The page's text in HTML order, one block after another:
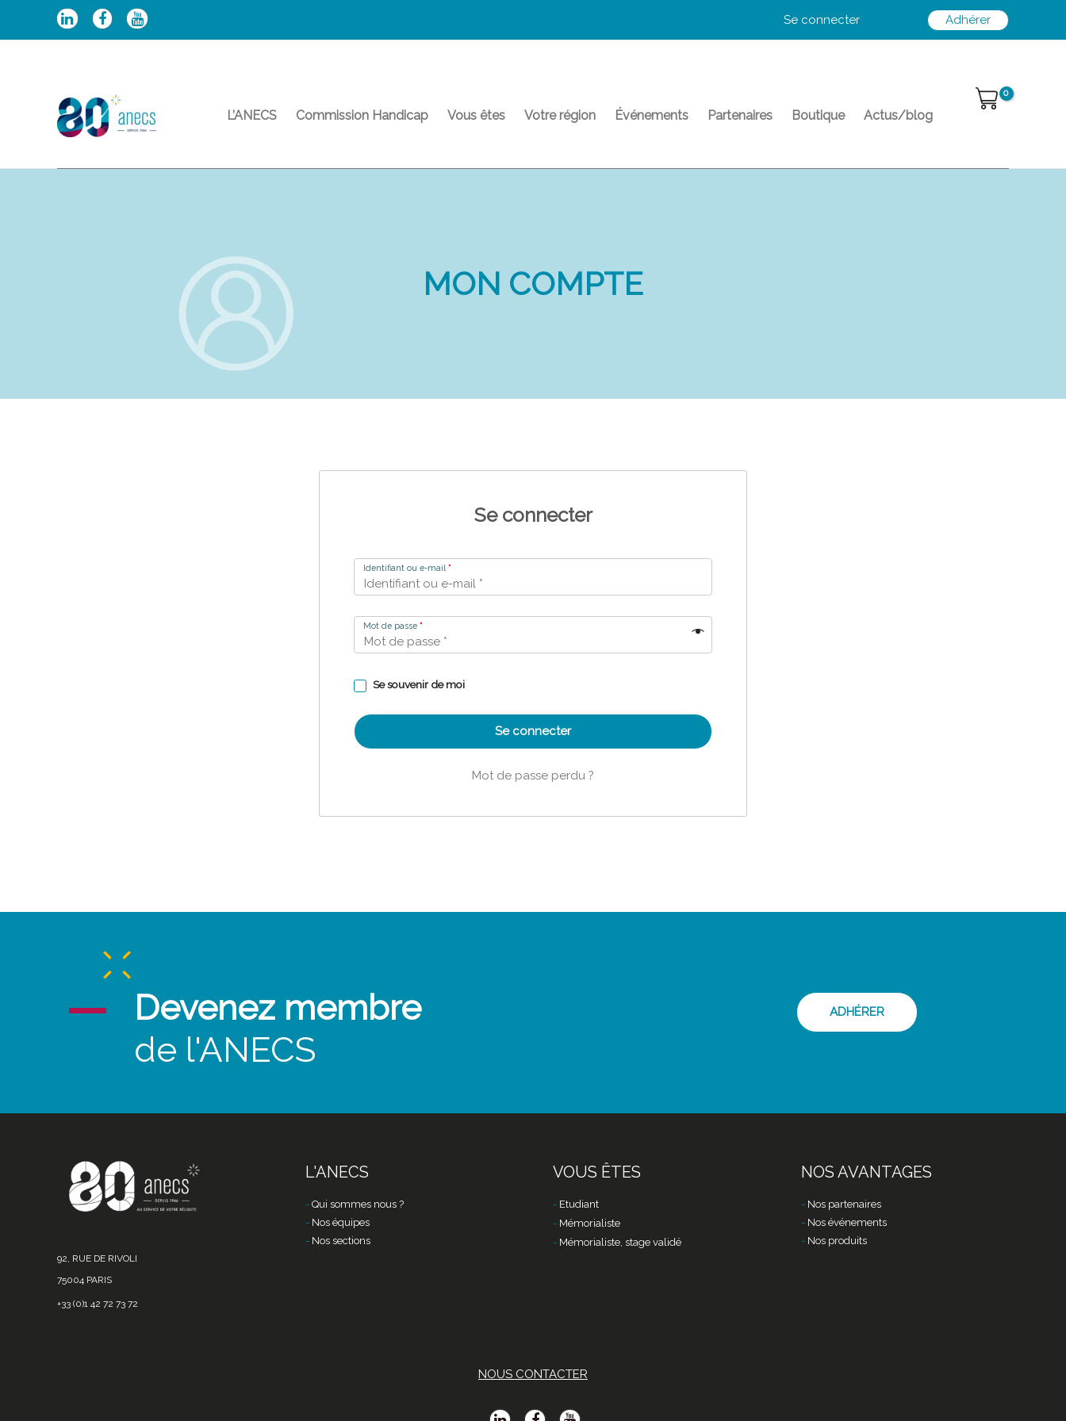
Se connecter Adhérer
L’ANECS Commission Handicap Vous êtes Votre région Événements Partenaires Boutique Actus/blog
MON COMPTE
Se connecter
Identifiant ou e-mail *
Mot de passe *
Se souvenir de moi
Se connecter
Mot de passe perdu ?
Devenez membre
de l'ANECS
ADHÉRER
92, RUE DE RIVOLI
75004 PARIS
+33 (0)1 42 72 73 72
L'ANECS
Qui sommes nous ?
Nos équipes
Nos sections
VOUS ÊTES
Etudiant
Mémorialiste
Mémorialiste, stage validé
NOS AVANTAGES
Nos partenaires
Nos événements
Nos produits
NOUS CONTACTER